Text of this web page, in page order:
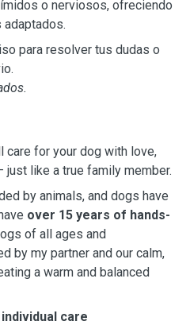
o nerviosos, ofreciendo
adaptados.
para resolver tus dudas o
care for your dog with love,
just like a true family member.
by animals, and dogs have
over 15 years of hands-
of all ages and
by my partner and our calm,
a warm and balanced
care